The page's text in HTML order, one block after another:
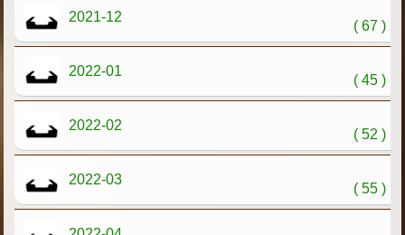
2021-12
( 67 )
2022-01
( 45 )
2022-02
( 52 )
2022-03
( 55 )